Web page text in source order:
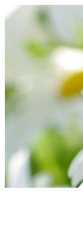
Перейти
содержимому